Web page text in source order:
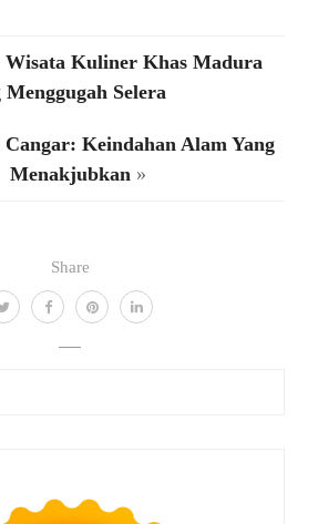
Share
Wisata Kuliner Khas Madura
Menggugah Selera
Keindahan Alam Yang
Menakjubkan »